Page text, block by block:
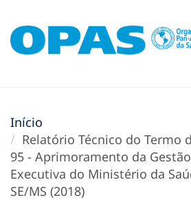
Início
Relatório Técnico do Termo
95 - Aprimoramento da
Executiva do Ministério da
SE/MS (2018)